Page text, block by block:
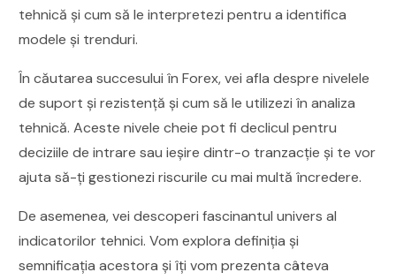
tehnică și cum să le interpretezi pentru a identifica
modele și trenduri.
În căutarea succesului în Forex, vei afla despre nivelele
de suport și rezistență și cum să le utilizezi în analiza
tehnică. Aceste nivele cheie pot fi declicul pentru
deciziile de intrare sau ieșire dintr-o tranzacție și te vor
ajuta să-ți gestionezi riscurile cu mai multă încredere.
De asemenea, vei descoperi fascinantul univers al
indicatorilor tehnici. Vom explora definiția și
semnificația acestora și îți vom prezenta câteva